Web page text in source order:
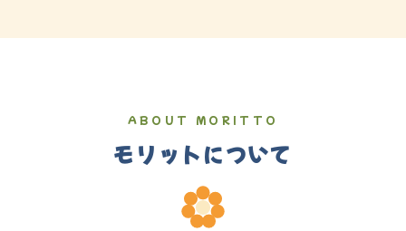
ABOUT MORITTO
モリットについて